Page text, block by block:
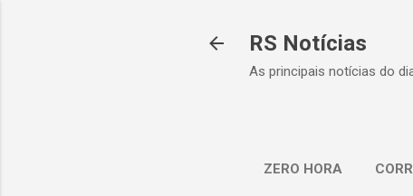
RS Notícias
As principais notícias do
ZERO HORA